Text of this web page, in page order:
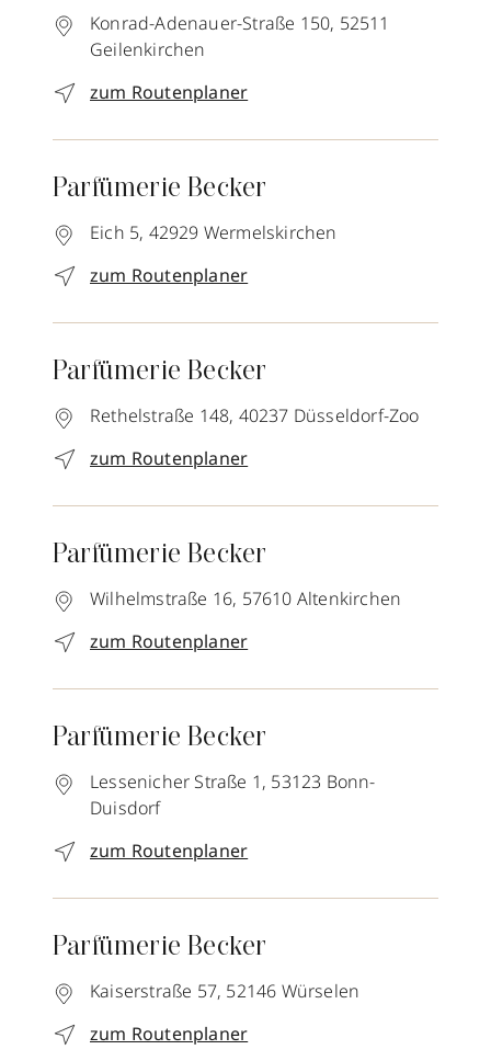
Konrad-Adenauer-Straße 150, 52511
Geilenkirchen
zum Routenplaner
Parfümerie Becker
Eich 5, 42929 Wermelskirchen
zum Routenplaner
Parfümerie Becker
Rethelstraße 148, 40237 Düsseldorf-Zoo
zum Routenplaner
Parfümerie Becker
Wilhelmstraße 16, 57610 Altenkirchen
zum Routenplaner
Parfümerie Becker
Lessenicher Straße 1, 53123 Bonn-
Duisdorf
zum Routenplaner
Parfümerie Becker
Kaiserstraße 57, 52146 Würselen
zum Routenplaner